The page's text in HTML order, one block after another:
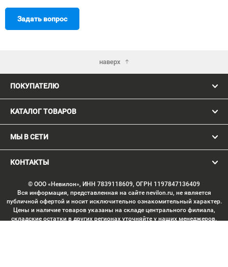
Задать вопрос
наверх
ПОКУПАТЕЛЮ
КАТАЛОГ ТОВАРОВ
МЫ В СЕТИ
КОНТАКТЫ
© ООО «Невилон», ИНН 7839118609, ОГРН 1197847136409
Вся информация, представленная на сайте nevilon.ru, не является
публичной офертой и носит исключительно ознакомительный характер.
Цены и наличие товаров указаны на складе центрального филиала,
складские остатки в других регионах уточняйте у наших менеджеров.